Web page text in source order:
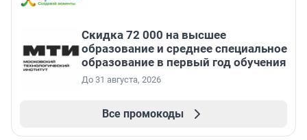
Скидка 72 000 на высшее
образование и среднее специальное
образование в первый год обучения
До 31 августа, 2026
Все промокоды